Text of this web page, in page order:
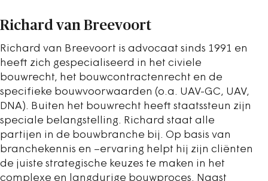
Richard van Breevoort
Richard van Breevoort is advocaat sinds 1991 en
heeft zich gespecialiseerd in het civiele
bouwrecht, het bouwcontractenrecht en de
specifieke bouwvoorwaarden (o.a. UAV-GC, UAV,
DNA). Buiten het bouwrecht heeft staatssteun zijn
speciale belangstelling. Richard staat alle
partijen in de bouwbranche bij. Op basis van
branchekennis en –ervaring helpt hij zijn cliënten
de juiste strategische keuzes te maken in het
complexe en langdurige bouwproces. Naast